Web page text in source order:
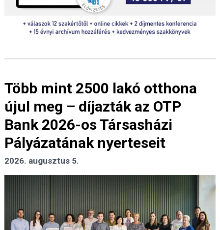
Több mint 2500 lakó otthona
újul meg – díjazták az OTP
Bank 2026-os Társasházi
Pályázatának nyerteseit
2026. augusztus 5.